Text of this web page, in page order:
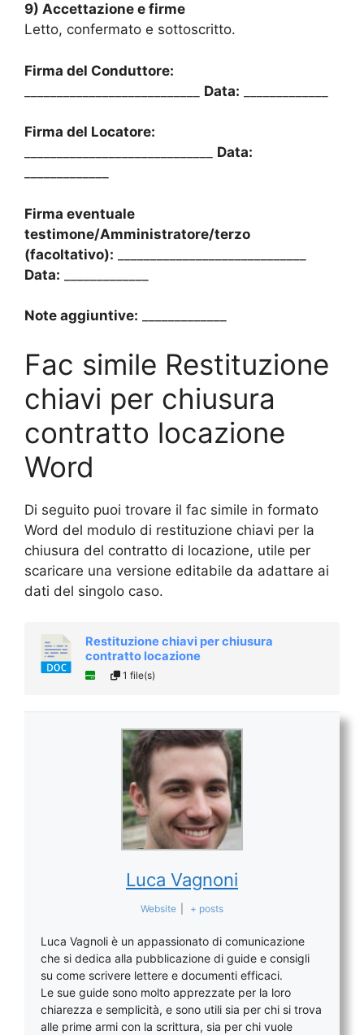
9) Accettazione e firme
Letto, confermato e sottoscritto.
Firma del Conduttore:
Data:
Firma del Locatore:
Data:
Firma eventuale
testimone/Amministratore/terzo
(facoltativo):
Data:
Note aggiuntive:
Fac simile Restituzione
chiavi per chiusura
contratto locazione​
Word
Di seguito puoi trovare il fac simile in formato
Word del modulo di restituzione chiavi per la
chiusura del contratto di locazione, utile per
scaricare una versione editabile da adattare ai
dati del singolo caso.
Restituzione chiavi per chiusura
contratto locazione​
1 file(s)
Luca Vagnoni
Website + posts
Luca Vagnoli è un appassionato di comunicazione
che si dedica alla pubblicazione di guide e consigli
su come scrivere lettere e documenti efficaci.
Le sue guide sono molto apprezzate per la loro
chiarezza e semplicità, e sono utili sia per chi si trova
alle prime armi con la scrittura, sia per chi vuole